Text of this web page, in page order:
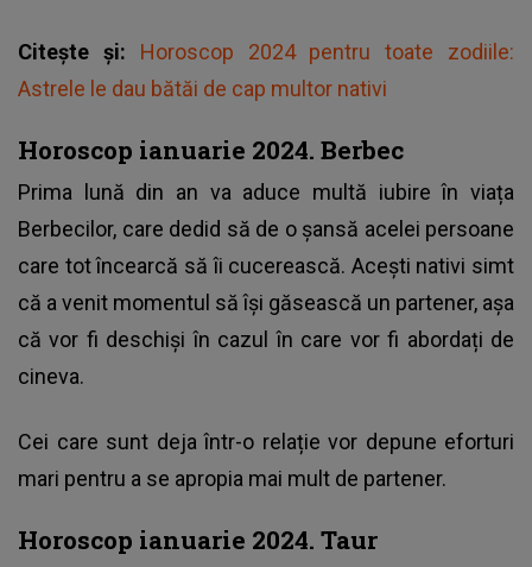
Citește și: Horoscop 2024 pentru toate zodiile:
Astrele le dau bătăi de cap multor nativi
Horoscop ianuarie 2024. Berbec
Prima lună din an va aduce multă iubire în viața
Berbecilor, care dedid să de o șansă acelei persoane
care tot încearcă să îi cucerească. Acești nativi simt
că a venit momentul să își găsească un partener, așa
că vor fi deschiși în cazul în care vor fi abordați de
cineva.
Cei care sunt deja într-o relație vor depune eforturi
mari pentru a se apropia mai mult de partener.
Horoscop ianuarie 2024. Taur